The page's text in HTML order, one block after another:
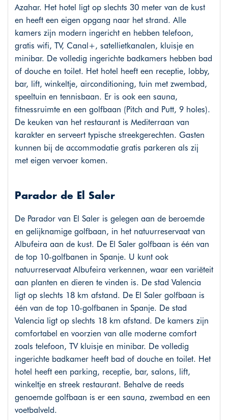
Azahar. Het hotel ligt op slechts 30 meter van de kust
en heeft een eigen opgang naar het strand. Alle
kamers zijn modern ingericht en hebben telefoon,
gratis wifi, TV, Canal+, satellietkanalen, kluisje en
minibar. De volledig ingerichte badkamers hebben bad
of douche en toilet. Het hotel heeft een receptie, lobby,
bar, lift, winkeltje, airconditioning, tuin met zwembad,
speeltuin en tennisbaan. Er is ook een sauna,
fitnessruimte en een golfbaan (Pitch and Putt, 9 holes).
De keuken van het restaurant is Mediterraan van
karakter en serveert typische streekgerechten. Gasten
kunnen bij de accommodatie gratis parkeren als zij
met eigen vervoer komen.
Parador de El Saler
De Parador van El Saler is gelegen aan de beroemde
en gelijknamige golfbaan, in het natuurreservaat van
Albufeira aan de kust. De El Saler golfbaan is één van
de top 10-golfbanen in Spanje. U kunt ook
natuurreservaat Albufeira verkennen, waar een variëteit
aan planten en dieren te vinden is. De stad Valencia
ligt op slechts 18 km afstand. De El Saler golfbaan is
één van de top 10-golfbanen in Spanje. De stad
Valencia ligt op slechts 18 km afstand. De kamers zijn
comfortabel en voorzien van alle moderne comfort
zoals telefoon, TV kluisje en minibar. De volledig
ingerichte badkamer heeft bad of douche en toilet. Het
hotel heeft een parking, receptie, bar, salons, lift,
winkeltje en streek restaurant. Behalve de reeds
genoemde golfbaan is er een sauna, zwembad en een
voetbalveld.